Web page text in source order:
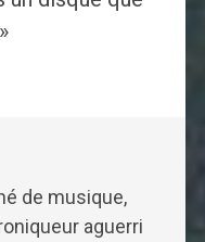
de musique,
aguerri